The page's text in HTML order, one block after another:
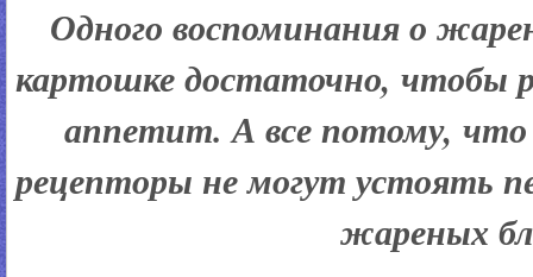
Одного воспоминания о
картошке достаточно, чтобы
аппетит. А все потому,
рецепторы не могут устоять
жареных